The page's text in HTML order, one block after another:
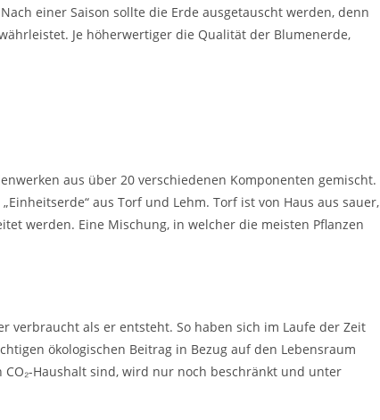
einer Saison sollte die Erde ausgetauscht werden, denn
Je höherwertiger die Qualität der Blumenerde,
aus über 20 verschiedenen Komponenten gemischt.
aus Torf und Lehm. Torf ist von Haus aus sauer,
werden. Eine Mischung, in welcher die meisten Pflanzen
als er entsteht. So haben sich im Laufe der Zeit
ökologischen Beitrag in Bezug auf den Lebensraum
Haushalt sind, wird nur noch beschränkt und unter